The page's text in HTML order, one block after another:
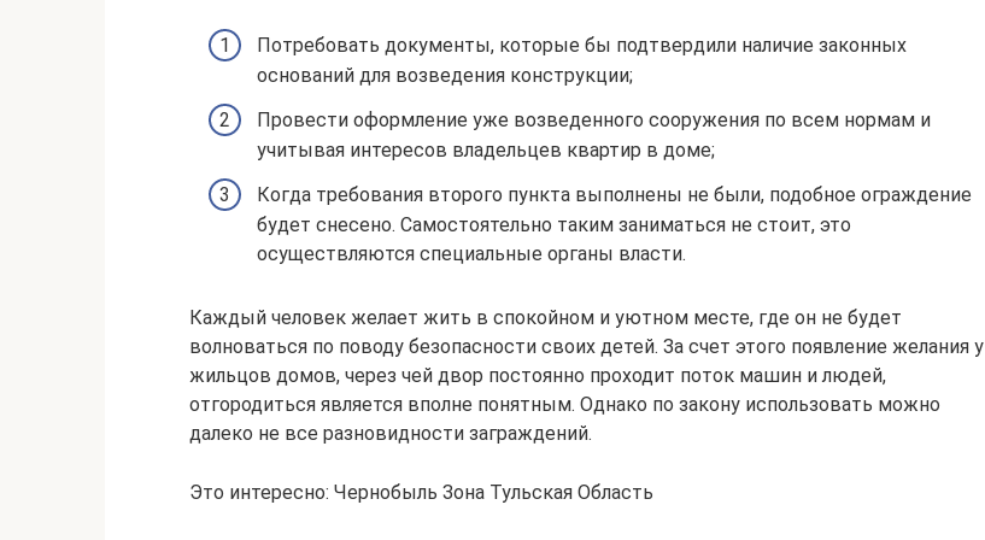
Потребовать документы, которые бы подтвердили наличие законных
оснований для возведения конструкции;
Провести оформление уже возведенного сооружения по всем нормам и
учитывая интересов владельцев квартир в доме;
Когда требования второго пункта выполнены не были, подобное ограждение
будет снесено. Самостоятельно таким заниматься не стоит, это
осуществляются специальные органы власти.
Каждый человек желает жить в спокойном и уютном месте, где он не будет
волноваться по поводу безопасности своих детей. За счет этого появление желания у
жильцов домов, через чей двор постоянно проходит поток машин и людей,
отгородиться является вполне понятным. Однако по закону использовать можно
далеко не все разновидности заграждений.
Это интересно: Чернобыль Зона Тульская Область